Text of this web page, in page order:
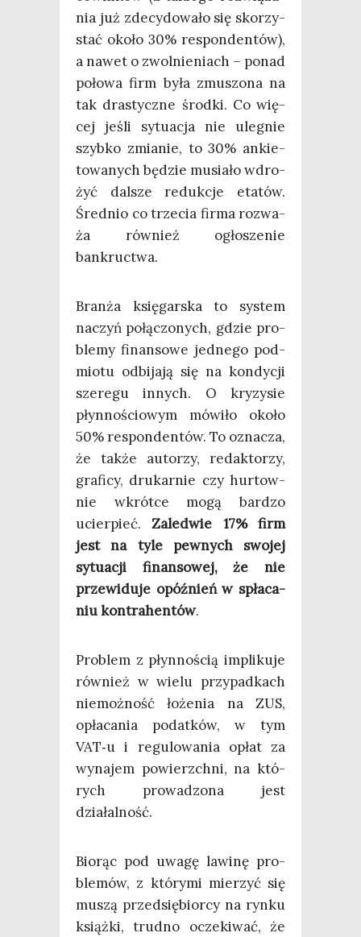
nia już zde­cy­do­wa­ło się sko­rzy­
stać oko­ło 30% respon­den­tów),
a nawet o zwol­nie­niach – ponad
poło­wa firm była zmu­szo­na na
tak dra­stycz­ne środ­ki. Co wię­
cej jeśli sytu­acja nie ule­gnie
szyb­ko zmia­nie, to 30% ankie­
to­wa­nych będzie musia­ło wdro­
żyć dal­sze reduk­cje eta­tów.
Śred­nio co trze­cia fir­ma roz­wa­
ża rów­nież ogło­sze­nie
bankructwa.
Bran­ża księ­gar­ska to sys­tem
naczyń połą­czo­nych, gdzie pro­
ble­my finan­so­we jed­ne­go pod­
mio­tu odbi­ja­ją się na kon­dy­cji
sze­re­gu innych. O kry­zy­sie
płyn­no­ścio­wym mówi­ło oko­ło
50% respon­den­tów. To ozna­cza,
że tak­że auto­rzy, redak­to­rzy,
gra­fi­cy, dru­kar­nie czy hur­tow­
nie wkrót­ce mogą bar­dzo
ucier­pieć.Zale­d­wie 17% firm
jest na tyle pew­nych swo­jej
sytu­acji finan­so­wej, że nie
prze­wi­du­je opóź­nień w spła­ca­
niu kon­tra­hen­tów.
Pro­blem z płyn­no­ścią impli­ku­je
rów­nież w wie­lu przy­pad­kach
nie­moż­ność łoże­nia na ZUS,
opła­ca­nia podat­ków, w tym
VAT‑u i regu­lo­wa­nia opłat za
wyna­jem powierzch­ni, na któ­
rych pro­wa­dzo­na jest
działalność.
Bio­rąc pod uwa­gę lawi­nę pro­
ble­mów, z któ­ry­mi mie­rzyć się
muszą przed­się­bior­cy na ryn­ku
książ­ki, trud­no ocze­ki­wać, że